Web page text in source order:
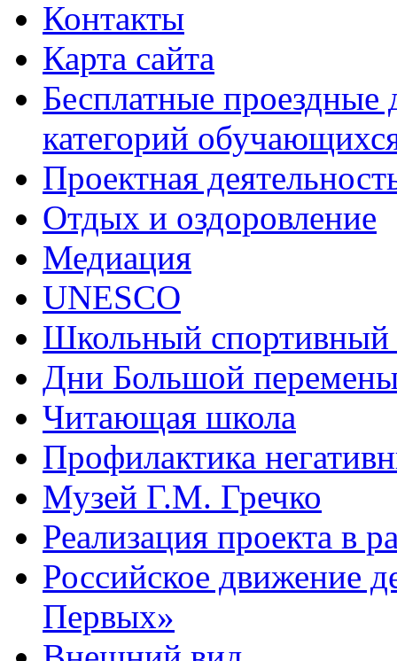
Контакты
Карта сайта
Бесплатные
категорий
Проектная
Отдых и оздоровление
Медиация
UNESCO
Школьный спортивный
Дни Большой
Читающая школа
Профилактика
Музей Г.М. Гречко
Реализация проекта в
Российское движение
Первых»